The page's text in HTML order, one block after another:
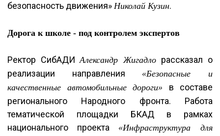
безопасность движения» Николай Кузин.
Дорога к школе - под контролем экспертов
Ректор СибАДИ Александр Жигадло рассказал о
реализации направления «Безопасные и
качественные автомобильные дороги» в составе
регионального Народного фронта. Работа
тематической площадки БКАД в рамках
национального проекта «Инфраструктура для